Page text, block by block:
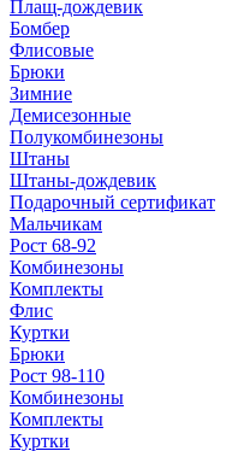
Плащ-дождевик
Бомбер
Флисовые
Брюки
Зимние
Демисезонные
Полукомбинезоны
Штаны
Штаны-дождевик
Подарочный сертификат
Мальчикам
Рост 68-92
Комбинезоны
Комплекты
Флис
Куртки
Брюки
Рост 98-110
Комбинезоны
Комплекты
Куртки